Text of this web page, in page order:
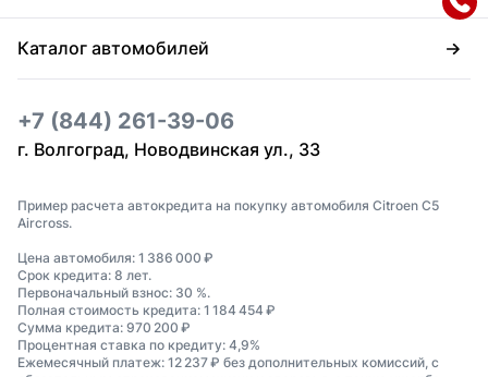
Каталог автомобилей
+7 (844) 261-39-06
г. Волгоград, Новодвинская ул., 33
Пример расчета автокредита на покупку автомобиля Citroen C5
Aircross.
Цена автомобиля: 1 386 000 ₽
Срок кредита: 8 лет.
Первоначальный взнос: 30 %.
Полная стоимость кредита: 1 184 454 ₽
Сумма кредита: 970 200 ₽
Процентная ставка по кредиту: 4,9%
Ежемесячный платеж: 12 237 ₽ без дополнительных комиссий, с